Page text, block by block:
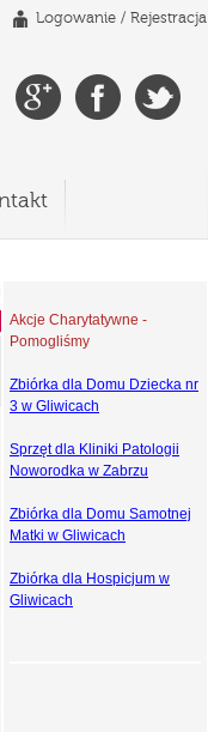
Logowanie / Rejestracja
Akcje Charytatywne -
Pomogliśmy
Zbiórka dla Domu Dziecka nr
3 w Gliwicach
Sprzęt dla Kliniki Patologii
Noworodka w Zabrzu
Zbiórka dla Domu Samotnej
Matki w Gliwicach
Zbiórka dla Hospicjum w
Gliwicach